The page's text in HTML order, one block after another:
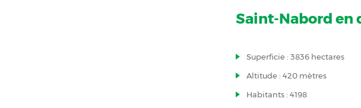
Saint-Nabord en
Superficie : 3836 hectares
Altitude : 420 mètres
Habitants : 4198